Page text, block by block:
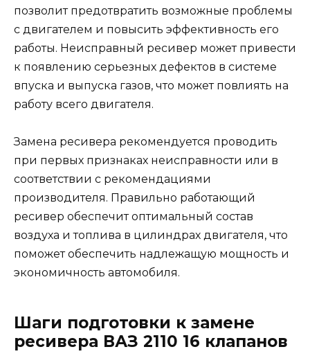
позволит предотвратить возможные проблемы
с двигателем и повысить эффективность его
работы. Неисправный ресивер может привести
к появлению серьезных дефектов в системе
впуска и выпуска газов, что может повлиять на
работу всего двигателя.
Замена ресивера рекомендуется проводить
при первых признаках неисправности или в
соответствии с рекомендациями
производителя. Правильно работающий
ресивер обеспечит оптимальный состав
воздуха и топлива в цилиндрах двигателя, что
поможет обеспечить надлежащую мощность и
экономичность автомобиля.
Шаги подготовки к замене
ресивера ВАЗ 2110 16 клапанов